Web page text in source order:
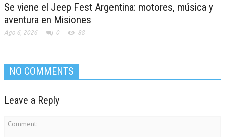
Se viene el Jeep Fest Argentina: motores, música y
aventura en Misiones
Ago 6, 2026 0 88
NO COMMENTS
Leave a Reply